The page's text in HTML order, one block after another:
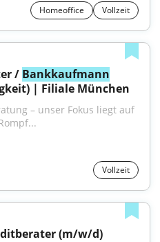
Homeoffice Vollzeit
/ Bankkaufmann
| Filiale München
– unser Fokus liegt auf
Vollzeit
(m/w/d)